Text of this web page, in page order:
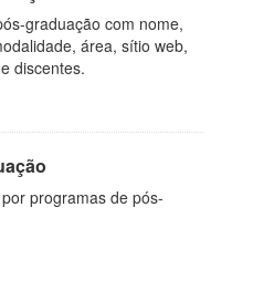
graduação com nome,
área, sítio web,
discentes.
programas de pós-